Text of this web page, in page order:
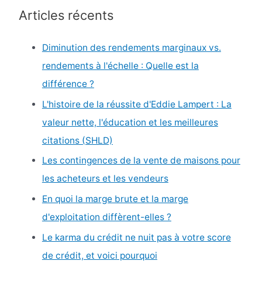
Articles récents
Diminution des rendements marginaux vs.
rendements à l'échelle : Quelle est la
différence ?
L'histoire de la réussite d'Eddie Lampert : La
valeur nette, l'éducation et les meilleures
citations (SHLD)
Les contingences de la vente de maisons pour
les acheteurs et les vendeurs
En quoi la marge brute et la marge
d'exploitation diffèrent-elles ?
Le karma du crédit ne nuit pas à votre score
de crédit, et voici pourquoi